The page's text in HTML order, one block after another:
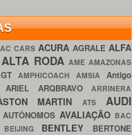
AC CARS ACURA AGRALE ALFA
ALTA RODA AME AMAZONAS
AMPHICOACH AMSIA Antigo
ARIEL ARQBRAVO ARRINERA
MARTINATS AUDI
AUTÔNOMOS AVALIAÇÃO BAC
BEIJING BENTLEY BERTONE